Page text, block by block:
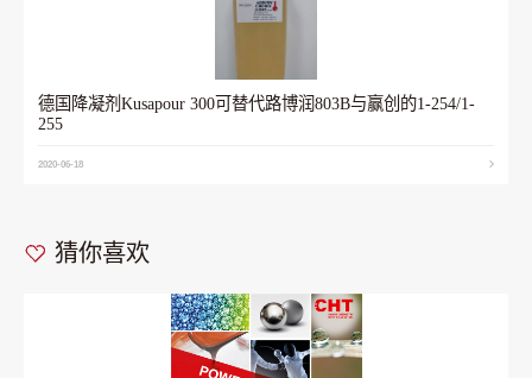
德国降凝剂Kusapour 300可替代路博润803B与赢创的1-254/1-
255
2020-06-18
猜你喜欢